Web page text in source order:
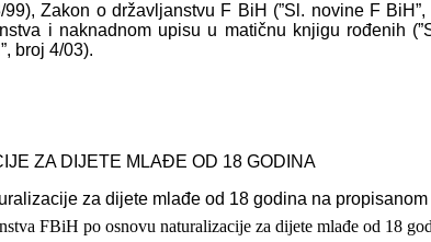
Zakon o državljanstvu F BiH (”Sl. novine F
i naknadnom upisu u matičnu knjigu rođenih
broj 4/03).
ZA DIJETE MLAĐE OD 18 GODINA
za dijete mlađe od 18 godina na propisanom
FBiH po osnovu naturalizacije za dijete mlađe od 18